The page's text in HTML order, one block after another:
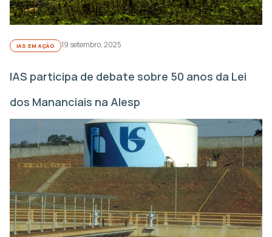
IAS EM AÇÃO 19 setembro, 2025
IAS participa de debate sobre 50 anos da Lei
dos Mananciais na Alesp